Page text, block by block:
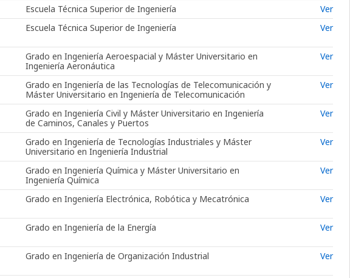
Escuela Técnica Superior de Ingeniería
Ver
Escuela Técnica Superior de Ingeniería Ver
Grado en Ingeniería Aeroespacial y Máster Universitario en
Ingeniería Aeronáutica
Ver
Grado en Ingeniería de las Tecnologías de Telecomunicación y
Máster Universitario en Ingeniería de Telecomunicación
Ver
Grado en Ingeniería Civil y Máster Universitario en Ingeniería
de Caminos, Canales y Puertos
Ver
Grado en Ingeniería de Tecnologías Industriales y Máster
Universitario en Ingeniería Industrial
Ver
Grado en Ingeniería Química y Máster Universitario en
Ingeniería Química
Ver
Grado en Ingeniería Electrónica, Robótica y Mecatrónica Ver
Grado en Ingeniería de la Energía Ver
Grado en Ingeniería de Organización Industrial Ver